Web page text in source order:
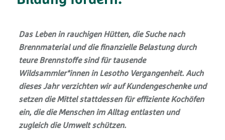
Das Leben in rauchigen Hütten, die Suche nach
Brennmaterial und die finanzielle Belastung durch
teure Brennstoffe sind für tausende
Wildsammler*innen in Lesotho Vergangenheit. Auch
dieses Jahr verzichten wir auf Kundengeschenke und
setzen die Mittel stattdessen für effiziente Kochöfen
ein, die die Menschen im Alltag entlasten und
zugleich die Umwelt schützen.